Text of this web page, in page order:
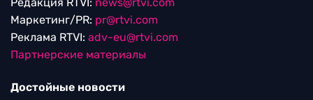
Маркетинг/PR: pr@rtvi.com
Реклама RTVI: adv-eu@rtvi.com
Партнерские материалы
Достойные новости